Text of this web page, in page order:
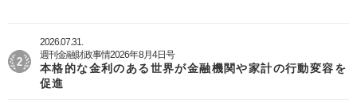
2026.07.31.
週刊金融財政事情2026年8月4日号
本格的な金利のある世界が金融機関や家計の行動変容を
促進